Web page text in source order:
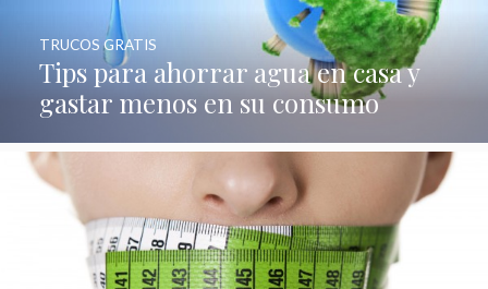
Tips para ahorrar agua en casa y
gastar menos en su consumo
TRUCOS GRATIS